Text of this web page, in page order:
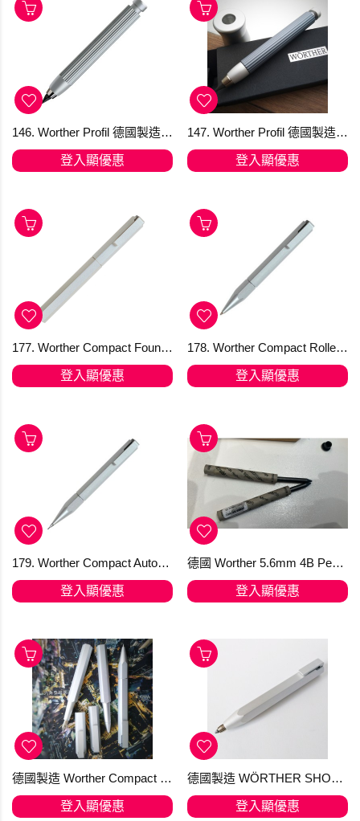
146. Worther Profil 德國製造天然鋁5.6mm 抓握鉛筆 Silver #67030
登入顯優惠
147. Worther Profil 德國製造天然鋁5.6mm 抓握鉛筆 加鉛筆座套裝
登入顯優惠
177. Worther Compact Fountain Pen in Natural Aluminium 採用德國SCHMIDT M 筆尖 天然鋁鋼筆 24230
登入顯優惠
178. Worther Compact Roller-Ball Pen in Natural Aluminium 走珠筆
登入顯優惠
179. Worther Compact Automatic Pencil in Natural Aluminium 0.5mm 鉛筆
登入顯優惠
德國 Worther 5.6mm 4B Pencil Leads 鉛筆芯 週六旺角發貨
登入顯優惠
德國製造 Worther Compact 天然鋁鋼筆、走珠筆、鉛筆全套優惠值得收藏! (手快有)
登入顯優惠
德國製造 WÖRTHER SHORTY 天然鋁抓取筆 "隨心變芯"多用筆 (鉛筆/原子筆/顏色筆)
登入顯優惠